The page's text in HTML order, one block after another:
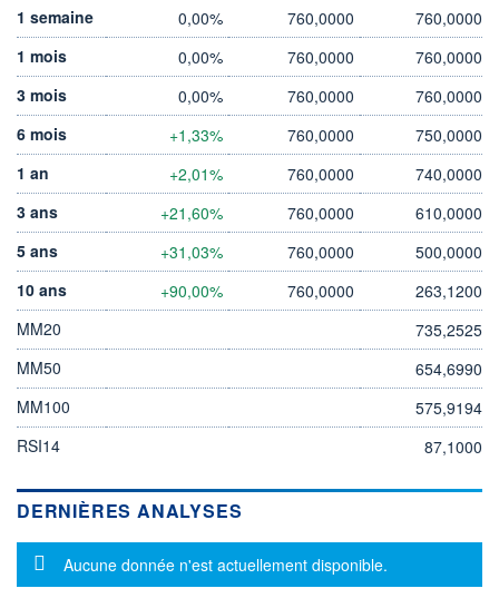
1 semaine 0,00% 760,0000
760,0000
1 mois
0,00% 760,0000
760,0000
3 mois
0,00% 760,0000
760,0000
6 mois
+1,33% 760,0000
750,0000
1 an
+2,01% 760,0000
740,0000
3 ans
+21,60% 760,0000
610,0000
5 ans
+31,03% 760,0000
500,0000
10 ans
+90,00% 760,0000
263,1200
MM20
735,2525
MM50
654,6990
MM100
575,9194
RSI14
87,1000
DERNIÈRES ANALYSES
Message d'information
Aucune donnée n'est actuellement disponible.